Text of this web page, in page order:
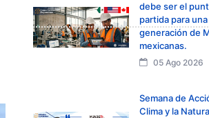
debe ser el
partida para
generación de
mexicanas.
05 Ago 2026
Semana de
Clima y la